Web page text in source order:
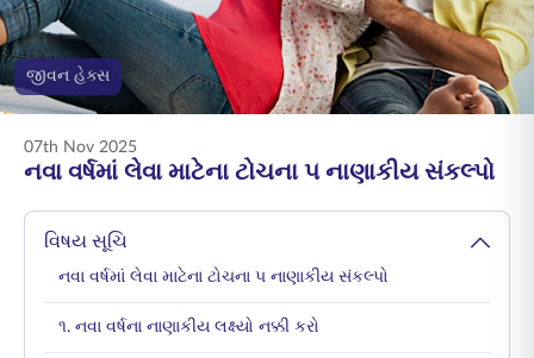
ENGLISH
ઑનલાઇન ખરીદો પ્રીમિયમ ચૂકવો
જીવન હેક્સ
07th Nov 2025
નવા વર્ષમાં લેવા માટેના ટોચના ૫ નાણાકીય સંકલ્પો
વિષય સૂચિ
નવા વર્ષમાં લેવા માટેના ટોચના ૫ નાણાકીય સંકલ્પો
૧. નવા વર્ષના નાણાકીય લક્ષ્યો નક્કી કરો